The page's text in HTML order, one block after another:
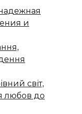
и
світ,
любов до